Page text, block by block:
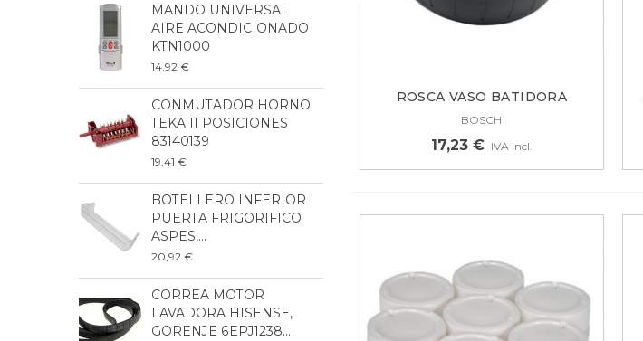
MANDO UNIVERSAL
AIRE ACONDICIONADO
KTN1000
14,92 €
CONMUTADOR HORNO
TEKA 11 POSICIONES
83140139
19,41 €
BOTELLERO INFERIOR
PUERTA FRIGORIFICO
ASPES,...
20,92 €
CORREA MOTOR
LAVADORA HISENSE,
GORENJE 6EPJ1238...
BISAGRA PUERTA
LAVADORA TEKA, MIDEA
PUERTA COMPLETA
LAVADORA BEKO
2860205400
FRIGORIFICO COMBI
BURLETE PUERTA PARA
FRIGORÍFICO LG
ADX73571119
ROSCA VASO BATIDORA
BOSCH,...
BOSCH
17,23 € IVA incl.